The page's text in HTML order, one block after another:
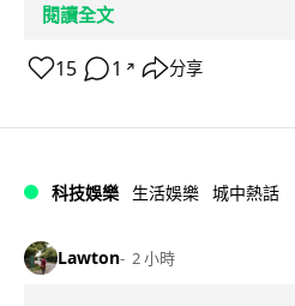
閱讀全文
15 1 ↗ 分享
科技娛樂 生活娛樂 城中熱話
Lawton 2 小時